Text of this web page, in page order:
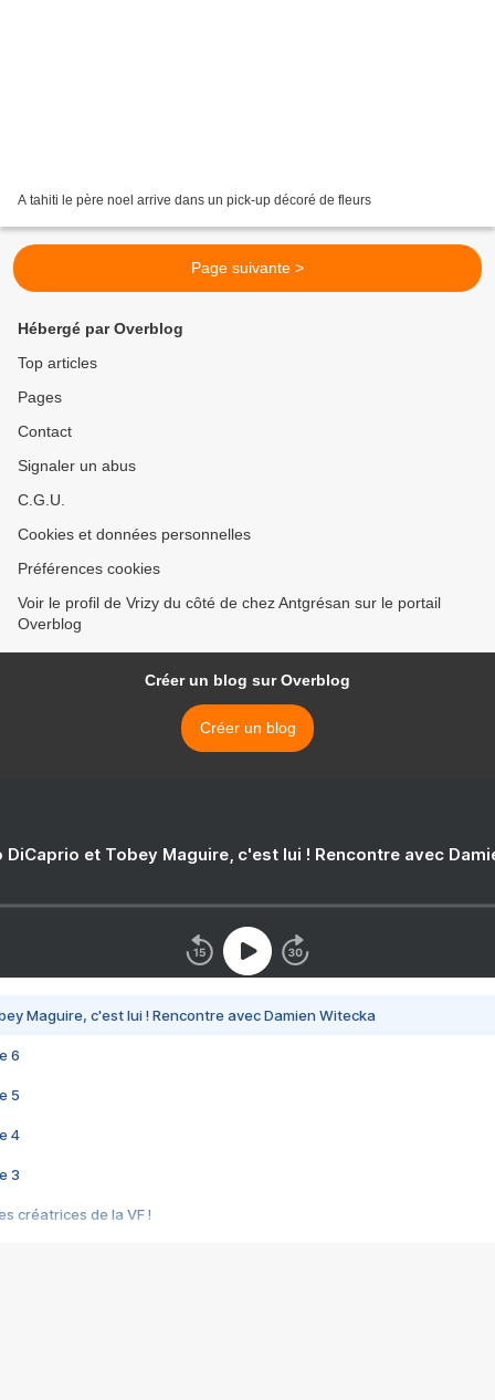
A tahiti le père noel arrive dans un pick-up décoré de fleurs
Page suivante >
Hébergé par Overblog
Top articles
Pages
Contact
Signaler un abus
C.G.U.
Cookies et données personnelles
Préférences cookies
Voir le profil de Vrizy du côté de chez Antgrésan sur le portail
Overblog
Créer un blog sur Overblog
Créer un blog
DiCaprio et Tobey Maguire, c'est lui ! Rencontre avec
Maguire, c'est lui ! Rencontre avec Damien Witecka
6
5
4
3
créatrices de la VF !